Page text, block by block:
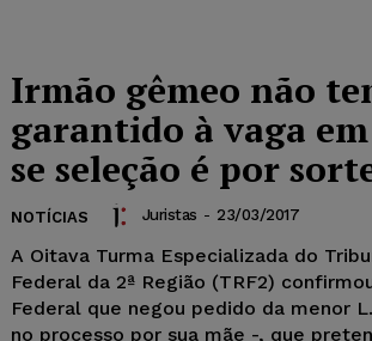
Irmão gêmeo não
garantido à vaga
se seleção é por
NOTÍCIAS Juristas - 23/03/2017
A Oitava Turma Especializada do
Federal da 2ª Região (TRF2)
Federal que negou pedido da menor
no processo por sua mãe -, que